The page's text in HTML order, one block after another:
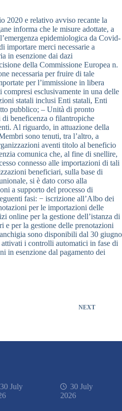
2020 e relativo avviso recante la
informa che le misure adottate, a
epidemiologica da Covid-
importare merci necessarie a
in esenzione dai dazi
della Commissione Europea n.
necessaria per fruire di tale
per l’immissione in libera
esclusivamente in una delle
statali inclusi Enti statali, Enti
pubblico; – Unità di pronto
beneficenza o filantropiche
Al riguardo, in attuazione della
sono tenuti, tra l’altro, a
aventi titolo al beneficio
comunica che, al fine di snellire,
connesso alle importazioni di tali
beneficiari, sulla base di
si è dato corso alla
a supporto del processo di
fasi: − iscrizione all’Albo dei
per le importazioni delle
online per la gestione dell’istanza di
e per la gestione delle prenotazioni
sono disponibili dal 30 giugno
i controlli automatici in fase di
in esenzione dal pagamento dei
NEXT
30 July
30 July
2026